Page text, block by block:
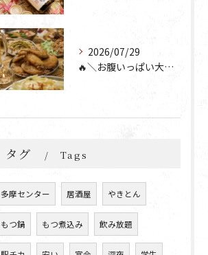
2026/07/29
🔥＼お腹いっぱい大満足💯／🔥
タグ Tags
多摩センター 居酒屋 やきとん
もつ鍋 もつ煮込み 飲み放題